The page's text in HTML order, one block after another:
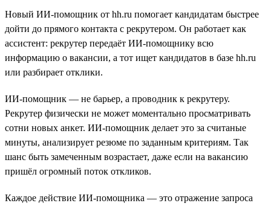
Новый ИИ-помощник от hh.ru помогает кандидатам быстрее
дойти до прямого контакта с рекрутером. Он работает как
ассистент: рекрутер передаёт ИИ-помощнику всю
информацию о вакансии, а тот ищет кандидатов в базе hh.ru
или разбирает отклики.
ИИ-помощник — не барьер, а проводник к рекрутеру.
Рекрутер физически не может моментально просматривать
сотни новых анкет. ИИ-помощник делает это за считаные
минуты, анализирует резюме по заданным критериям. Так
шанс быть замеченным возрастает, даже если на вакансию
пришёл огромный поток откликов.
Каждое действие ИИ-помощника — это отражение запроса